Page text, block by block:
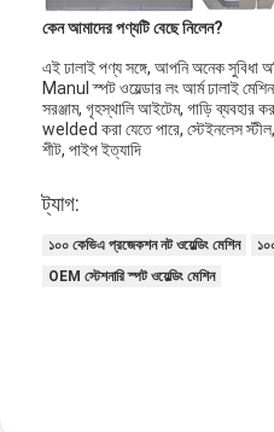
আমাদের সাথে যোগাযোগ করুন
খবর
সব ক্ষেত্রেই
কেন আমাদের পণ্যটি বেছে নিলেন?
এই ঢালাই পণ্য সঙ্গে, আপনি অনেক সুবিধা
Manul স্পট ওয়েল্ডার লং আর্ম ঢালাই
সরঞ্জাম, গৃহস্থালি আইটেম, গাড়ি ব্যবহার
welded করা যেতে পারে, স্টেইনলেস
শীট, পাইপ ইত্যাদি
ট্যাগ:
১০০ কেভিএ প্রজেকশন নট ওয়েল্ডিং মেশিন
OEM স্টেশনারি স্পট ওয়েল্ডিং মেশিন